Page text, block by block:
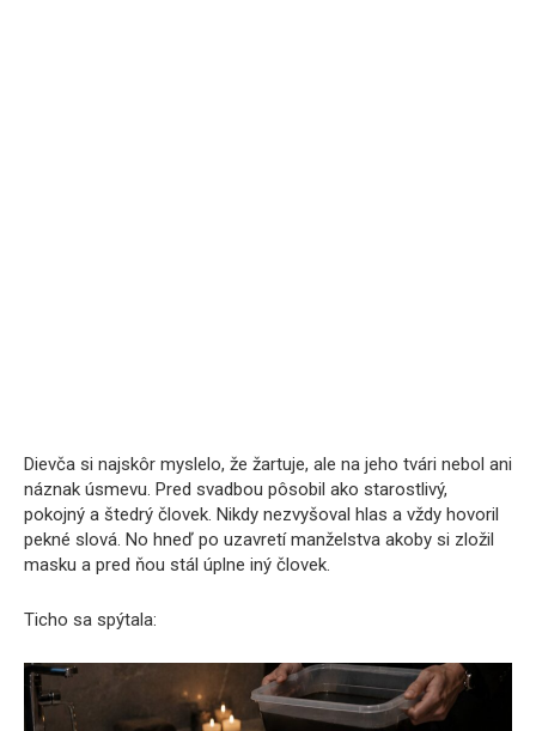
Dievča si najskôr myslelo, že žartuje, ale na jeho tvári nebol ani
náznak úsmevu. Pred svadbou pôsobil ako starostlivý,
pokojný a štedrý človek. Nikdy nezvyšoval hlas a vždy hovoril
pekné slová. No hneď po uzavretí manželstva akoby si zložil
masku a pred ňou stál úplne iný človek.
Ticho sa spýtala: